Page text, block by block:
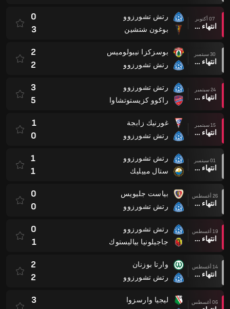
07 أكتوبر
انتهاء وقت المباراة
رتش تشورزوو
بوغون شتشين
0
3
30 سبتمبر
انتهاء وقت المباراة
بوسزكزا نيبولوميس
رتش تشورزوو
2
2
24 سبتمبر
انتهاء وقت المباراة
رتش تشورزوو
راكوو كزيستوتشاوا
3
5
15 سبتمبر
انتهاء وقت المباراة
غورنيك زابجة
رتش تشورزوو
1
0
01 سبتمبر
انتهاء وقت المباراة
رتش تشورزوو
ستال مييليك
1
1
26 أغسطس
انتهاء وقت المباراة
بياست جليويس
رتش تشورزوو
0
0
19 أغسطس
انتهاء وقت المباراة
رتش تشورزوو
جاجيلونيا بياليستوك
0
1
14 أغسطس
انتهاء وقت المباراة
وارتا بوزنان
رتش تشورزوو
2
2
06 أغسطس
ليجيا وارسزوا
3